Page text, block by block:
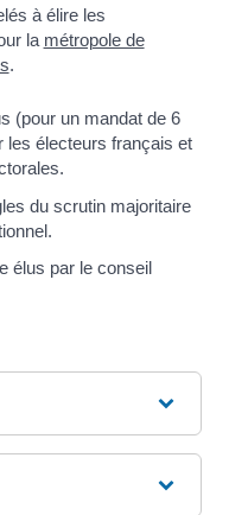
à élire les
la métropole de
.
(pour un mandat de 6
les électeurs français et
du scrutin majoritaire
élus par le conseil